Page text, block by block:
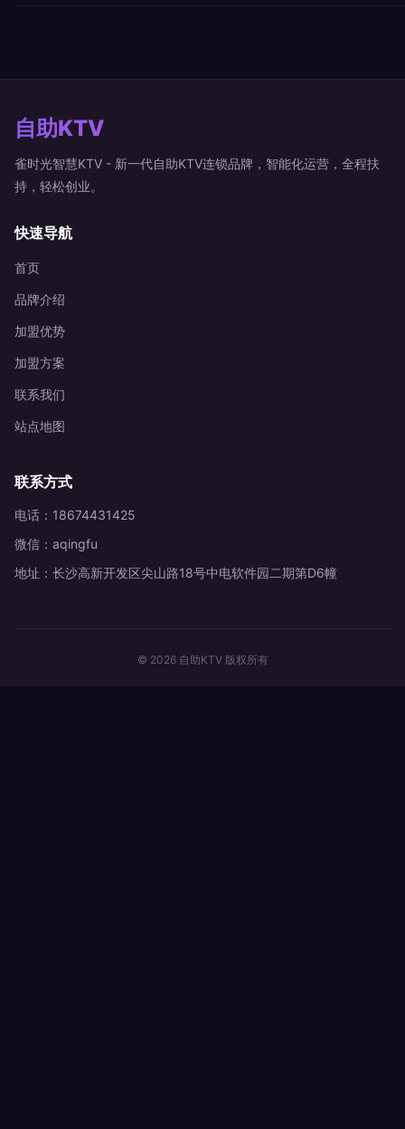
自助KTV
雀时光智慧KTV - 新一代自助KTV连锁品牌，智能化运营，全程扶
持，轻松创业。
快速导航
首页
品牌介绍
加盟优势
加盟方案
联系我们
站点地图
联系方式
电话：18674431425
微信：aqingfu
地址：长沙高新开发区尖山路18号中电软件园二期第D6幢
© 2026 自助KTV 版权所有